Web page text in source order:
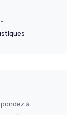
·
à